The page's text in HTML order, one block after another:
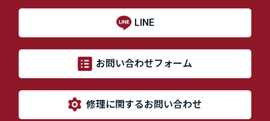
LINE
お問い合わせフォーム
修理に関するお問い合わせ